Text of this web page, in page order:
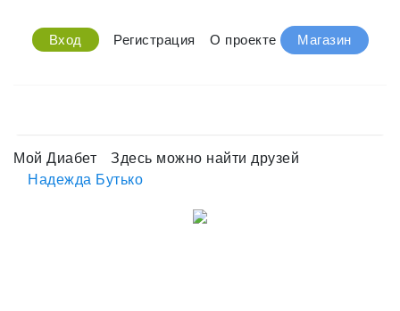
Вход Регистрация О проекте Магазин
Мой Диабет
Здесь можно найти друзей
Надежда Бутько